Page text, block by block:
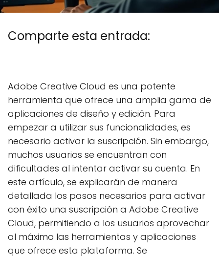
Comparte esta entrada:
p
r
t
i
r
e
n
w
t
t
e
r
)
p
r
t
i
r
e
n
e
o
o
k
p
t
i
r
e
n
t
e
s
t
p
a
r
t
i
r
e
n
k
e
d
I
n
r
n
Adobe Creative Cloud es una potente
herramienta que ofrece una amplia gama de
aplicaciones de diseño y edición. Para
empezar a utilizar sus funcionalidades, es
necesario activar la suscripción. Sin embargo,
muchos usuarios se encuentran con
dificultades al intentar activar su cuenta. En
este artículo, se explicarán de manera
detallada los pasos necesarios para activar
con éxito una suscripción a Adobe Creative
Cloud, permitiendo a los usuarios aprovechar
al máximo las herramientas y aplicaciones
que ofrece esta plataforma. Se